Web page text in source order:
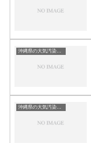
沖縄県の大気汚染・PM2.5・黄砂・エアロゾルの数値
沖縄県の大気汚染・PM2.5・黄砂・エアロゾルの数値